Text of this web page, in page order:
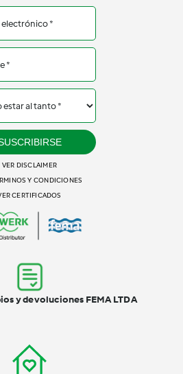
VER DISCLAIMER
Y CONDICIONES
CERTIFICADOS
y devoluciones FEMA LTDA